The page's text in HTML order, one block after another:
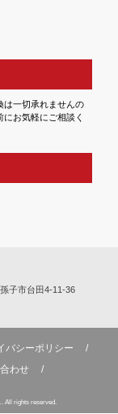
は一切承れませんの
お気軽にご相談く
子市台田4-11-36
バシーポリシー
わせ
All rights reserved.